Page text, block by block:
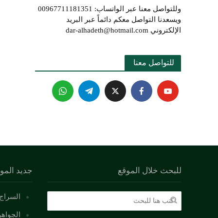
وللتواصل معنا عبر الواتساب: 00967711181351
ويسعدنا التواصل معكم دائماً عبر البريد
الإلكتروني dar-alhadeth@hotmail.com
للتواصل معنا
جديد للبحث خلال الموقع